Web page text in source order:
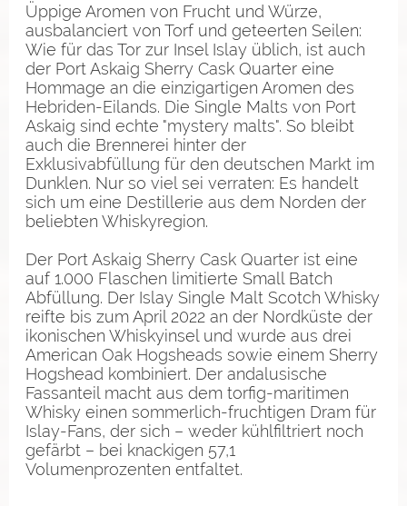
Üppige Aromen von Frucht und Würze,
ausbalanciert von Torf und geteerten Seilen:
Wie für das Tor zur Insel Islay üblich, ist auch
der Port Askaig Sherry Cask Quarter eine
Hommage an die einzigartigen Aromen des
Hebriden-Eilands. Die Single Malts von Port
Askaig sind echte "mystery malts". So bleibt
auch die Brennerei hinter der
Exklusivabfüllung für den deutschen Markt im
Dunklen. Nur so viel sei verraten: Es handelt
sich um eine Destillerie aus dem Norden der
beliebten Whiskyregion.
Der Port Askaig Sherry Cask Quarter ist eine
auf 1.000 Flaschen limitierte Small Batch
Abfüllung. Der Islay Single Malt Scotch Whisky
reifte bis zum April 2022 an der Nordküste der
ikonischen Whiskyinsel und wurde aus drei
American Oak Hogsheads sowie einem Sherry
Hogshead kombiniert. Der andalusische
Fassanteil macht aus dem torfig-maritimen
Whisky einen sommerlich-fruchtigen Dram für
Islay-Fans, der sich – weder kühlfiltriert noch
gefärbt – bei knackigen 57,1
Volumenprozenten entfaltet.